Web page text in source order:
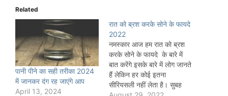
Related
पानी पीने का सही तरीका 2024
में जानकर दंग रह जाएंगे आप
April 13, 2024
रात को ब्रश करके सोने के फायदे
2022
नमस्कार आज हम रात को ब्रश
करके सोने के फायदे के बारे में
बात करेंगे इसके बारे में लोग जानते
हैं लेकिन हर कोई इतना
सीरियसली नहीं लेता है। सुबह